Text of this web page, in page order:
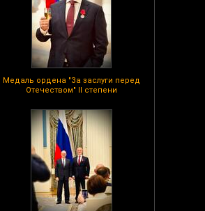
Медаль ордена "За заслуги перед
Отечеством" II степени